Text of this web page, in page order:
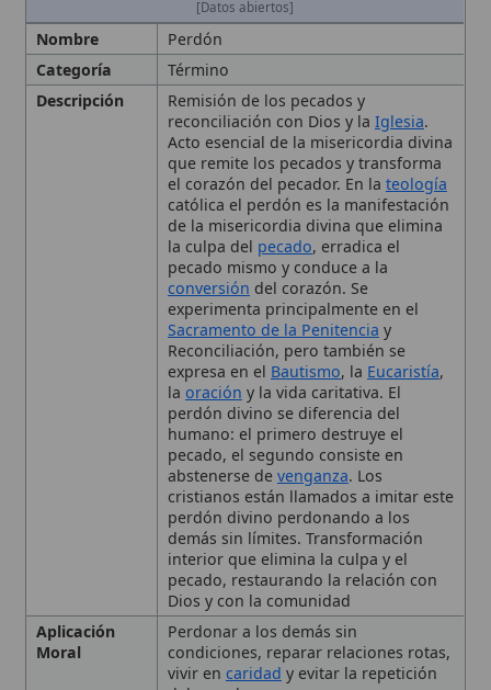
Remisión de los pecados y
reconciliación con Dios y laIglesia.
Acto esencial de la misericordia divina
que remite los pecados y transforma
el corazón del pecador. En lateología
católica el perdón es la manifestación
de la misericordia divina que elimina
la culpa delpecado, erradica el
pecado mismo y conduce a la
conversióndel corazón. Se
experimenta principalmente en el
Sacramento de la Penitenciay
Reconciliación, pero también se
expresa en elBautismo, la Eucaristía
oracióny la vida caritativa. El
perdón divino se diferencia del
humano: el primero destruye el
pecado, el segundo consiste en
abstenerse devenganza. Los
cristianos están llamados a imitar este
perdón divino perdonando a los
demás sin límites. Transformación
interior que elimina la culpa y el
pecado, restaurando la relación con
Dios y con la comunidad
Perdonar a los demás sin
condiciones, reparar relaciones rotas,
vivir encaridady evitar la repetición
del pecado.
Jesús perdona al paralítico (Marcos 2),
pide al Padre 'perdónalos' (Lucas
23:34), enseña a perdonar setenta
veces siete (Mateo 18:22); la autoridad
de perdonar pecados se atribuye al
Padre y a Cristo.